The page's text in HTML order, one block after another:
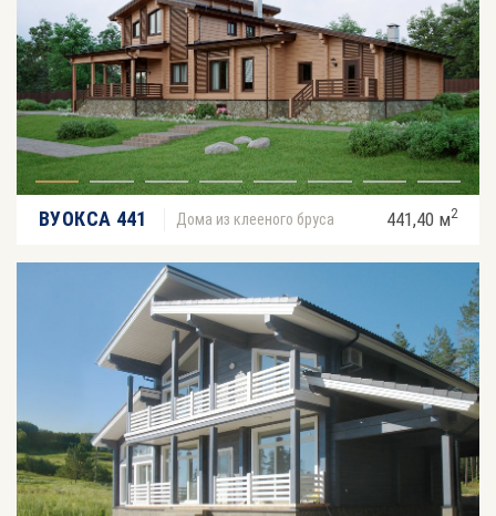
ВУОКСА 441 Дома из клееного бруса 441,40 м2